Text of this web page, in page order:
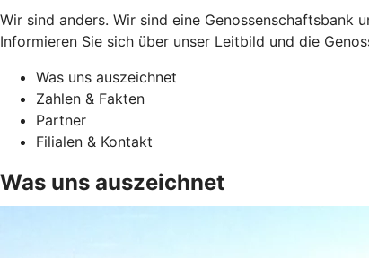
Wir sind anders. Wir sind eine Genossenschaftsbank
Informieren Sie sich über unser Leitbild und die
Was uns auszeichnet
Zahlen & Fakten
Partner
Filialen & Kontakt
Was uns auszeichnet